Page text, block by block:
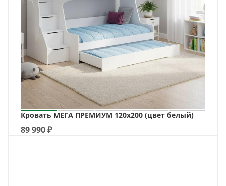
Кровать МЕГА ПРЕМИУМ 120х200 (цвет белый)
89 990₽